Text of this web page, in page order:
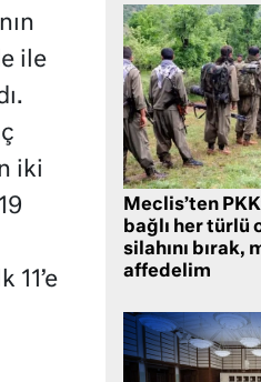
ile
iki
11’e
Meclis’ten
bağlı her türlü
silahını bırak,
affedelim